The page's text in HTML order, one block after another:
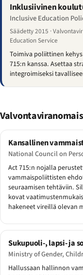
Inklusiivinen
Inclusive Education
Säädetty 2015 ·
Education Service
Toimiva poliittinen
715:n kanssa. Asettaa
integroimiseksi
Kansallinen
National Council on
Act 715:n nojalla
vammaispoliittisten
seuraamisen tehtäviin.
kovat
hakeneet vireillä olevan
Sukupuoli-, lapsi- ja
Ministry of Gender,
Hallussaan hallinnon